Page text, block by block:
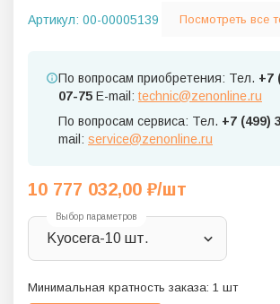
Артикул: 00-00005139 Посмотреть все
По вопросам приобретения: Тел. +7
07-75 E-mail: technic@zenonline.ru
По вопросам сервиса: Тел. +7 (499)
mail: service@zenonline.ru
10 777 032,00 ₽/шт
Выбор параметров
Kyocera-10 шт.
Минимальная кратность заказа: 1 шт